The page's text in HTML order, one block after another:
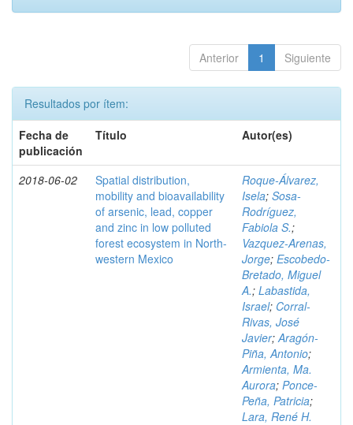
Anterior 1 Siguiente
Resultados por ítem:
Fecha de
publicación
Título Autor(es)
2018-06-02
Spatial distribution,
mobility and bioavailability
of arsenic, lead, copper
and zinc in low polluted
forest ecosystem in North-
western Mexico
Roque-Álvarez,
Isela; Sosa-
Rodríguez,
Fabiola S.;
Vazquez-Arenas,
Jorge; Escobedo-
Bretado, Miguel
A.; Labastida,
Israel; Corral-
Rivas, José
Javier;Aragón-
Piña, Antonio;
Armienta, Ma.
Aurora; Ponce-
Peña, Patricia;
Lara, René H.